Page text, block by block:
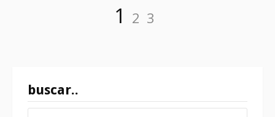
Página
1 Página
2 Página
3
buscar..